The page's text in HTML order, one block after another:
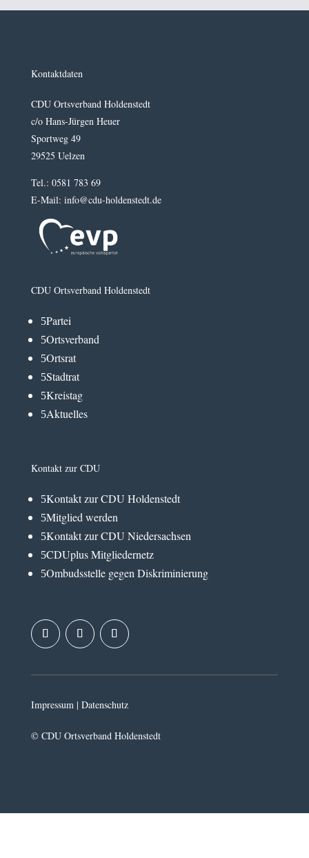
Kontaktdaten
CDU Ortsverband Holdenstedt
c/o Hans-Jürgen Heuer
Sportweg 49
29525 Uelzen
Tel.: 0581 783 69
E-Mail: info@cdu-holdenstedt.de
CDU Ortsverband Holdenstedt
5Partei
5Ortsverband
5Ortsrat
5Stadtrat
5Kreistag
5Aktuelles
Kontakt zur CDU
5Kontakt zur CDU Holdenstedt
5Mitglied werden
5Kontakt zur CDU Niedersachsen
5CDUplus Mitgliedernetz
5Ombudsstelle gegen Diskriminierung
Impressum| Datenschutz
© CDU Ortsverband Holdenstedt